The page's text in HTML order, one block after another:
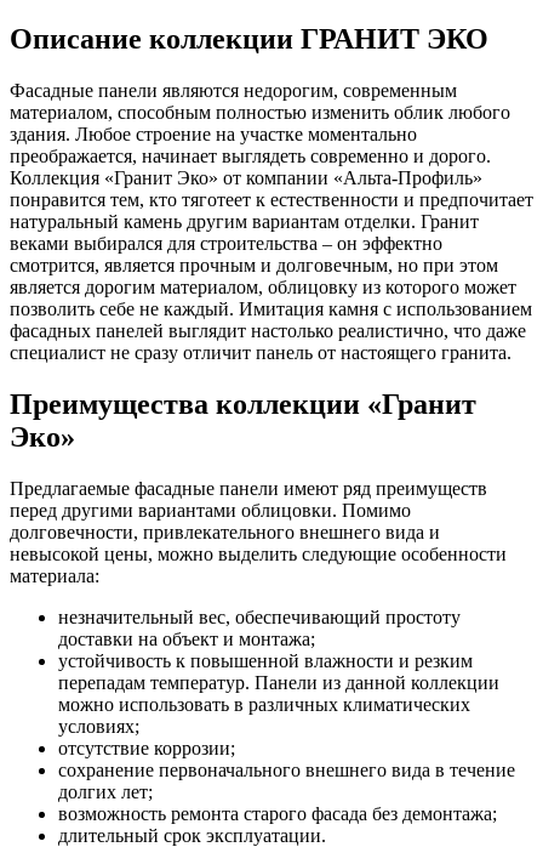
Описание коллекции ГРАНИТ ЭКО
Фасадные панели являются недорогим, современным
материалом, способным полностью изменить облик любого
здания. Любое строение на участке моментально
преображается, начинает выглядеть современно и дорого.
Коллекция «Гранит Эко» от компании «Альта-Профиль»
понравится тем, кто тяготеет к естественности и предпочитает
натуральный камень другим вариантам отделки. Гранит
веками выбирался для строительства – он эффектно
смотрится, является прочным и долговечным, но при этом
является дорогим материалом, облицовку из которого может
позволить себе не каждый. Имитация камня с использованием
фасадных панелей выглядит настолько реалистично, что даже
специалист не сразу отличит панель от настоящего гранита.
Преимущества коллекции «Гранит
Эко»
Предлагаемые фасадные панели имеют ряд преимуществ
перед другими вариантами облицовки. Помимо
долговечности, привлекательного внешнего вида и
невысокой цены, можно выделить следующие особенности
материала:
незначительный вес, обеспечивающий простоту
доставки на объект и монтажа;
устойчивость к повышенной влажности и резким
перепадам температур. Панели из данной коллекции
можно использовать в различных климатических
условиях;
отсутствие коррозии;
сохранение первоначального внешнего вида в течение
долгих лет;
возможность ремонта старого фасада без демонтажа;
длительный срок эксплуатации.